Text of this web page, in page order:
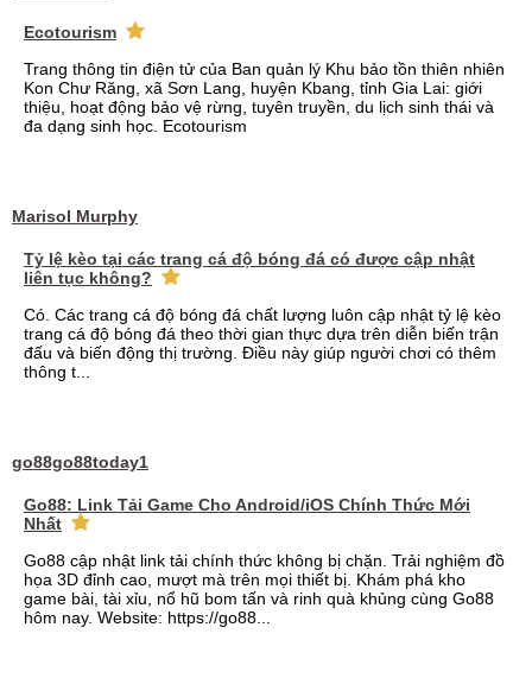
Ecotourism
Trang thông tin điện tử của Ban quản lý Khu bảo tồn thiên nhiên
Kon Chư Răng, xã Sơn Lang, huyện Kbang, tỉnh Gia Lai: giới
thiệu, hoạt động bảo vệ rừng, tuyên truyền, du lịch sinh thái và
đa dạng sinh học. Ecotourism
Marisol Murphy
Tỷ lệ kèo tại các trang cá độ bóng đá có được cập nhật
liên tục không?
Có. Các trang cá độ bóng đá chất lượng luôn cập nhật tỷ lệ kèo
trang cá độ bóng đá theo thời gian thực dựa trên diễn biến trận
đấu và biến động thị trường. Điều này giúp người chơi có thêm
thông t...
go88go88today1
Go88: Link Tải Game Cho Android/iOS Chính Thức Mới
Nhất
Go88 cập nhật link tải chính thức không bị chặn. Trải nghiệm đồ
họa 3D đỉnh cao, mượt mà trên mọi thiết bị. Khám phá kho
game bài, tài xỉu, nổ hũ bom tấn và rinh quà khủng cùng Go88
hôm nay. Website: https://go88...